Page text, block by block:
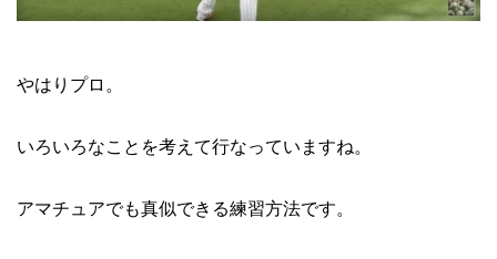
やはりプロ。
いろいろなことを考えて行なっていますね。
アマチュアでも真似できる練習方法です。